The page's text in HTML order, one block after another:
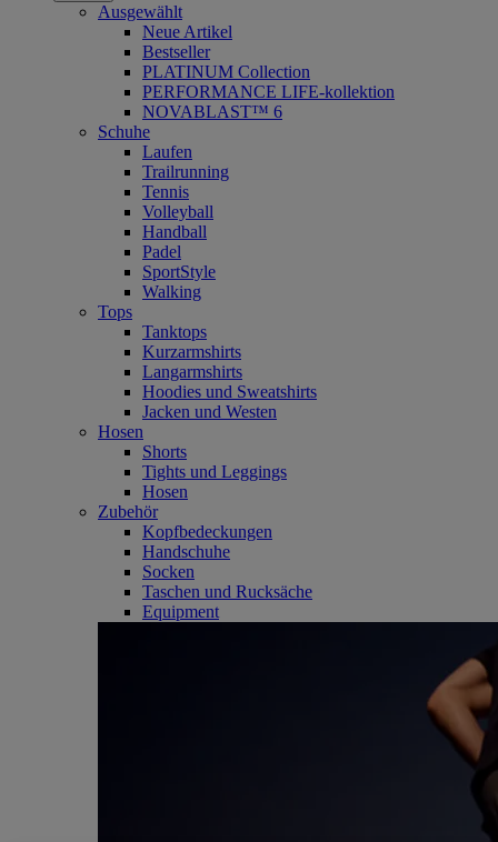
Ausgewählt
Neue Artikel
Bestseller
PLATINUM Collection
PERFORMANCE LIFE-kollektion
NOVABLAST™ 6
Schuhe
Laufen
Trailrunning
Tennis
Volleyball
Handball
Padel
SportStyle
Walking
Tops
Tanktops
Kurzarmshirts
Langarmshirts
Hoodies und Sweatshirts
Jacken und Westen
Hosen
Shorts
Tights und Leggings
Hosen
Zubehör
Kopfbedeckungen
Handschuhe
Socken
Taschen und Rucksäche
Equipment